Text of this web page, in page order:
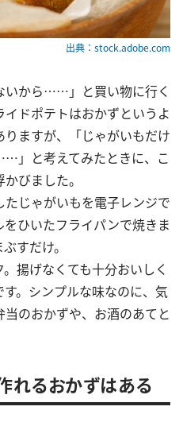
出典：stock.adobe.com
いから……」と買い物に行く
ドポテトはおかずというよ
ますが、「じゃがいもだけ
」と考えてみたときに、こ
びました。
じゃがいもを電子レンジで
ひいたフライパンで焼きま
すだけ。
揚げなくても十分おいしく
。シンプルな味なのに、気
のおかずや、お酒のあてと
れるおかずはある